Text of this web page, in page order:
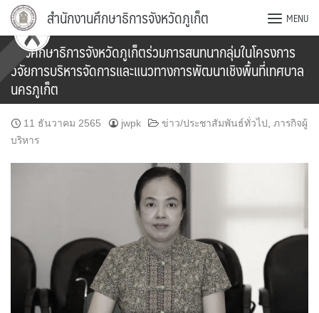
Skip
content
สำนักงานศึกษาธิการจังหวัดภูเก็ต MENU
รองศึกษาธิการจังหวัดภูเก็ตร่วมการสนทนากลุ่มในโครงการ
วิจัยการบริหารจัดการและแนวทางการพัฒนาเชิงพื้นที่เทศบาล
นครภูเก็ต
11 ธันวาคม 2565 jwpk ข่าว/ประชาสัมพันธ์ทั่วไป ภารกิจผู้
บริหาร